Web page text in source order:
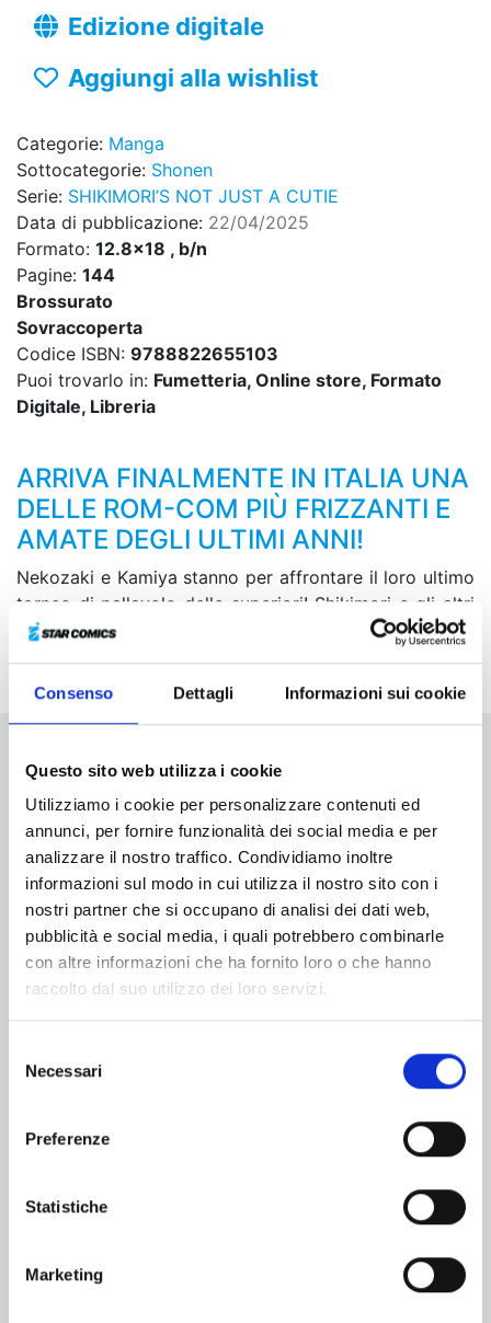
Consenso Dettagli Informazioni sui cookie
Questo sito web utilizza i cookie
Utilizziamo i cookie per personalizzare contenuti ed
annunci, per fornire funzionalità dei social media e per
analizzare il nostro traffico. Condividiamo inoltre
informazioni sul modo in cui utilizza il nostro sito con i
nostri partner che si occupano di analisi dei dati web,
pubblicità e social media, i quali potrebbero combinarle
con altre informazioni che ha fornito loro o che hanno
raccolto dal suo utilizzo dei loro servizi.
delNecessari
Preferenze
Statistiche
Marketing
Edizione digitale
Aggiungi alla wishlist
Categorie: Manga
Sottocategorie: Shonen
Serie: SHIKIMORI’S NOT JUST A CUTIE
Data di pubblicazione: 22/04/2025
Formato: 12.8x18 , b/n
Pagine: 144
Brossurato
Sovraccoperta
Codice ISBN: 9788822655103
Puoi trovarlo in: Fumetteria, Online store, Formato
Digitale, Libreria
ARRIVA FINALMENTE IN ITALIA UNA
DELLE ROM-COM PIÙ FRIZZANTI E
AMATE DEGLI ULTIMI ANNI!
Nekozaki e Kamiya stanno per affrontare il loro ultimo
torneo di pallavolo delle superiori! Shikimori e gli altri
sono pronti a sostenere le loro amiche fino all’ultimo,
Altri volumi della serie